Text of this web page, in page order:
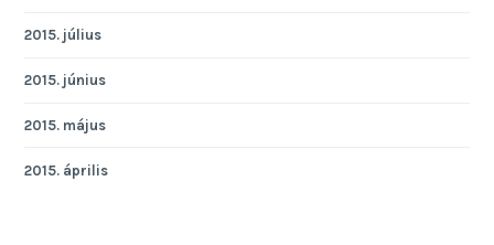
2015. július
2015. június
2015. május
2015. április